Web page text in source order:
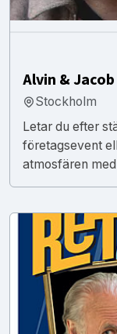
Alvin & Jacob
Stockholm
Letar du efter
företagsevent
atmosfären